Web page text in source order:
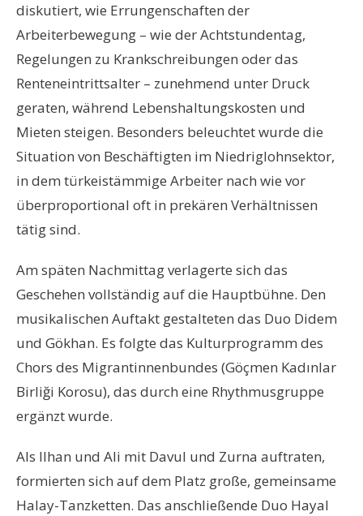
diskutiert, wie Errungenschaften der
Arbeiterbewegung – wie der Achtstundentag,
Regelungen zu Krankschreibungen oder das
Renteneintrittsalter – zunehmend unter Druck
geraten, während Lebenshaltungskosten und
Mieten steigen. Besonders beleuchtet wurde die
Situation von Beschäftigten im Niedriglohnsektor,
in dem türkeistämmige Arbeiter nach wie vor
überproportional oft in prekären Verhältnissen
tätig sind.
Am späten Nachmittag verlagerte sich das
Geschehen vollständig auf die Hauptbühne. Den
musikalischen Auftakt gestalteten das Duo Didem
und Gökhan. Es folgte das Kulturprogramm des
Chors des Migrantinnenbundes (Göçmen Kadınlar
Birliği Korosu), das durch eine Rhythmusgruppe
ergänzt wurde.
Als Ilhan und Ali mit Davul und Zurna auftraten,
formierten sich auf dem Platz große, gemeinsame
Halay-Tanzketten. Das anschließende Duo Hayal